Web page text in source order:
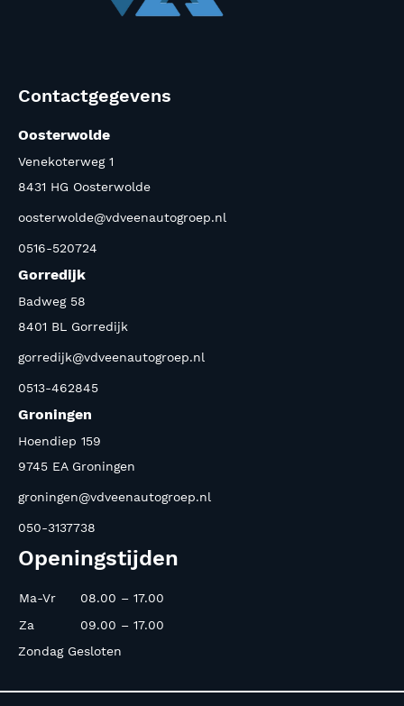
Contactgegevens
Oosterwolde
Venekoterweg 1
8431 HG Oosterwolde
oosterwolde@vdveenautogroep.nl
0516-520724
Gorredijk
Badweg 58
8401 BL Gorredijk
gorredijk@vdveenautogroep.nl
0513-462845
Groningen
Hoendiep 159
9745 EA Groningen
groningen@vdveenautogroep.nl
050-3137738
Openingstijden
Ma-Vr
08.00 – 17.00
Za
09.00 – 17.00
Zondag Gesloten